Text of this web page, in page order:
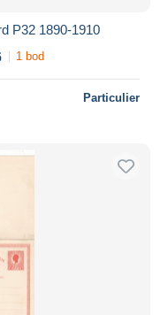
P32 1890-1910
1 bod
Particulier